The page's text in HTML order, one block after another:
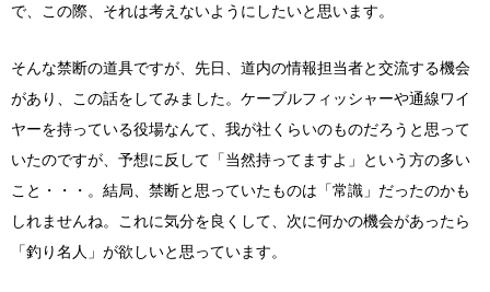
で、この際、それは考えないようにしたいと思います。
そんな禁断の道具ですが、先日、道内の情報担当者と交流する機会
があり、この話をしてみました。ケーブルフィッシャーや通線ワイ
ヤーを持っている役場なんて、我が社くらいのものだろうと思って
いたのですが、予想に反して「当然持ってますよ」という方の多い
こと・・・。結局、禁断と思っていたものは「常識」だったのかも
しれませんね。これに気分を良くして、次に何かの機会があったら
「釣り名人」が欲しいと思っています。